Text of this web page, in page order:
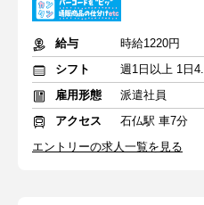
給与
時給1220円
シフト
雇用形態
派遣社員
アクセス
石仏駅 車7分
エントリーの求人一覧を見る